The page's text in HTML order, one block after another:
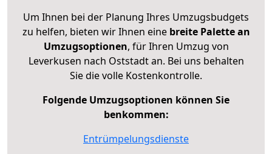
Um Ihnen bei der Planung Ihres Umzugsbudgets
zu helfen, bieten wir Ihnen eine breite Palette an
Umzugsoptionen, für Ihren Umzug von
Leverkusen nach Oststadt an. Bei uns behalten
Sie die volle Kostenkontrolle.
Folgende Umzugsoptionen können Sie
benkommen:
Entrümpelungsdienste